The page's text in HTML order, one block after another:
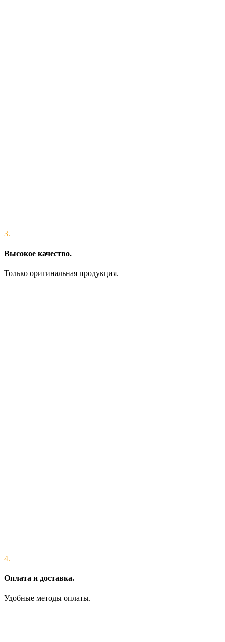
3.
Высокое качество.
Только оригинальная продукция.
4.
Оплата и доставка.
Удобные методы оплаты.